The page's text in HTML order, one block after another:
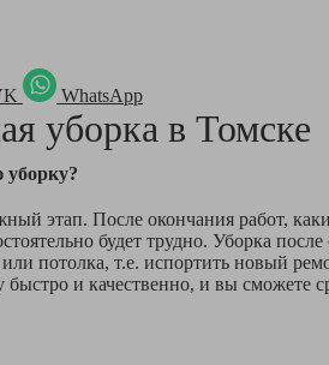
WhatsApp
уборка в Томске
уборку?
этап. После окончания работ,
будет трудно. Уборка
потолка, т.е. испортить новый
и качественно, и вы сможете